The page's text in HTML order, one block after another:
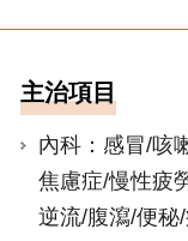
主治項目
內科：感冒/咳
焦慮症/慢性疲
逆流/腹瀉/便秘